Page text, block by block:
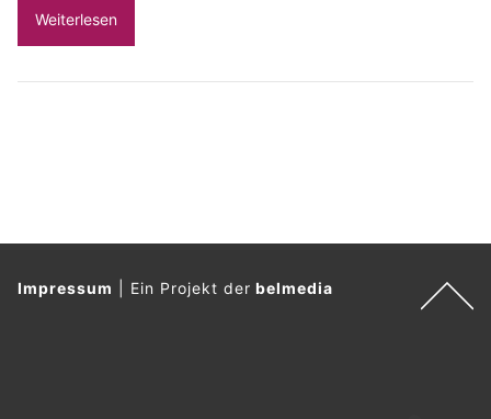
Weiterlesen
Impressum Ein Projekt derbelmedia